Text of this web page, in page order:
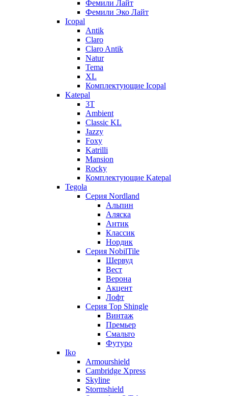
Фемили Лайт
Фемили Эко Лайт
Icopal
Antik
Claro
Claro Antik
Natur
Tema
XL
Комплектующие Icopal
Katepal
3T
Ambient
Classic KL
Jazzy
Foxy
Katrilli
Mansion
Rocky
Комплектующие Katepal
Tegola
Серия Nordland
Альпин
Аляска
Антик
Классик
Нордик
Серия NobilTile
Шервуд
Вест
Верона
Акцент
Лофт
Серия Top Shingle
Винтаж
Премьер
Смальто
Футуро
Iko
Armourshield
Cambridge Xpress
Skyline
Stormshield